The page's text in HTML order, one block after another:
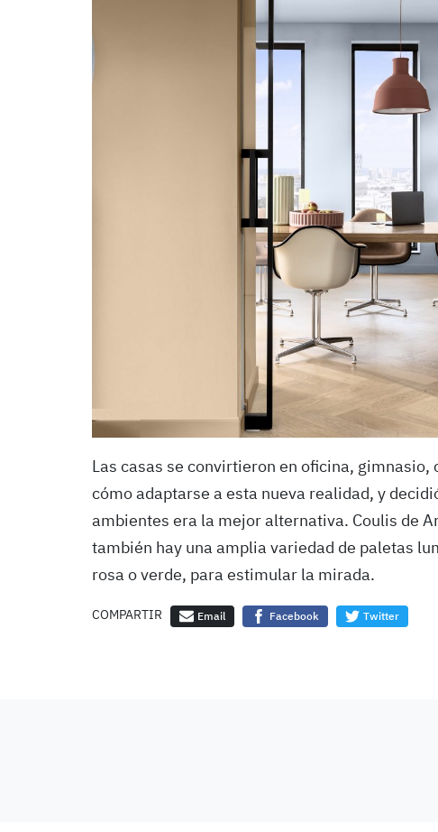
Las casas se convirtieron en oficina,
cómo adaptarse a esta nueva realidad, y
ambientes era la mejor alternativa. Coulis de
también hay una amplia variedad de paletas
rosa o verde, para estimular la mirada.
COMPARTIR Email Facebook Twitter